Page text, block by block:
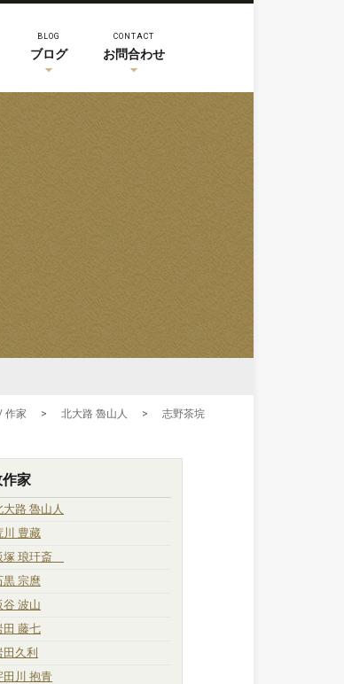
BLOG
ブログ
CONTACT
お問合わせ
作家 > 北大路 魯山人 > 志野茶垸
家
大路 魯山人
川 豊藏
塚 琅玕斎
黒 宗麿
谷 波山
田 藤七
田久利
田川 抱青